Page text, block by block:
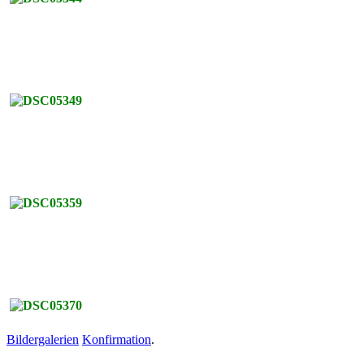
Bildergalerien Konfirmation.